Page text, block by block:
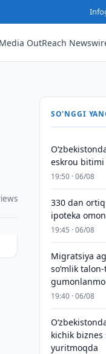
Media OutReach
SO'NGGI
eskrou
19:50 · 06/08
330 dan
ipoteka
19:45 · 06/08
Migratsiya
so‘mlik
19:40 · 06/08
kichik
yuritmoqda